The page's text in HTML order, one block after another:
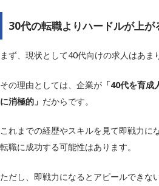
30代の転職よりハードルが上が
まず、現状として40代向けの求人はあま
その理由としては、企業が 「40代を育
に消極的」 だからです。
これまでの経歴やスキルを見て即戦力に
転職に成功する可能性はあります。
ただし、即戦力になるとアピールできな